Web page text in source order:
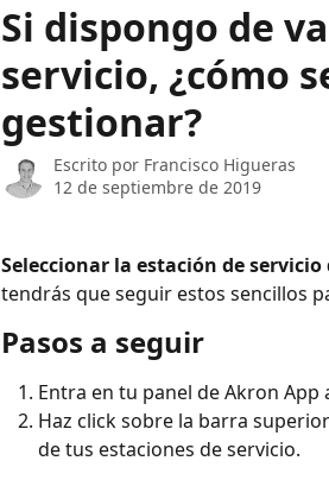
Si dispongo de
servicio, ¿cómo
gestionar?
Escrito por Francisco Higueras
12 de septiembre de 2019
Seleccionar la estación de
tendrás que seguir estos sencillos
Pasos a seguir
Entra en tu panel de Akron App
Haz click sobre la barra
de tus estaciones de servicio.